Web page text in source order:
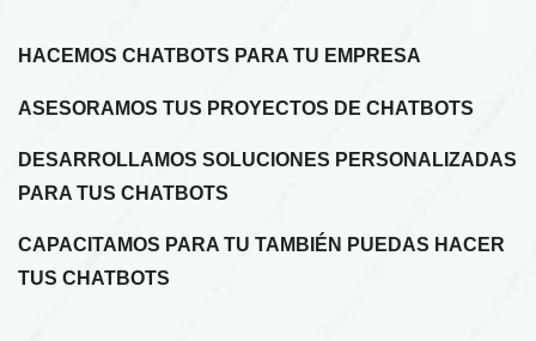
HACEMOS CHATBOTS PARA TU EMPRESA
ASESORAMOS TUS PROYECTOS DE CHATBOTS
DESARROLLAMOS SOLUCIONES PERSONALIZADAS
PARA TUS CHATBOTS
CAPACITAMOS PARA TU TAMBIÉN PUEDAS HACER
TUS CHATBOTS